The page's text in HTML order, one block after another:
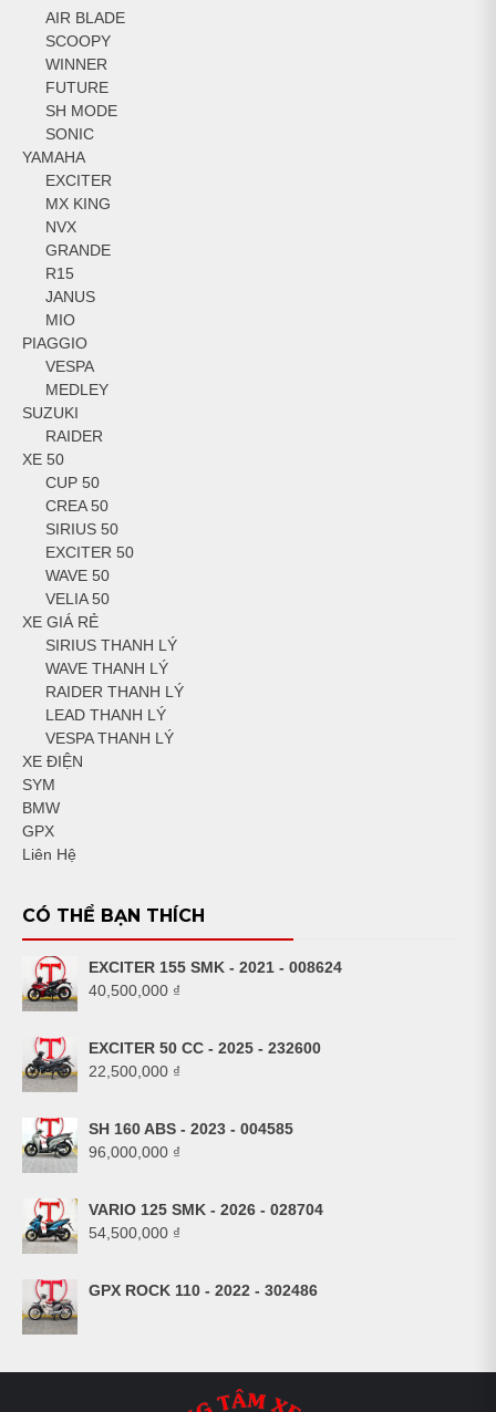
AIR BLADE
SCOOPY
WINNER
FUTURE
SH MODE
SONIC
YAMAHA
EXCITER
MX KING
NVX
GRANDE
R15
JANUS
MIO
PIAGGIO
VESPA
MEDLEY
SUZUKI
RAIDER
XE 50
CUP 50
CREA 50
SIRIUS 50
EXCITER 50
WAVE 50
VELIA 50
XE GIÁ RẺ
SIRIUS THANH LÝ
WAVE THANH LÝ
RAIDER THANH LÝ
LEAD THANH LÝ
VESPA THANH LÝ
XE ĐIỆN
SYM
BMW
GPX
Liên Hệ
CÓ THỂ BẠN THÍCH
EXCITER 155 SMK - 2021 - 008624
40,500,000 ₫
EXCITER 50 CC - 2025 - 232600
22,500,000 ₫
SH 160 ABS - 2023 - 004585
96,000,000 ₫
VARIO 125 SMK - 2026 - 028704
54,500,000 ₫
GPX ROCK 110 - 2022 - 302486